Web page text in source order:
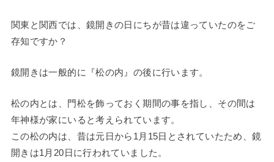
関東と関西では、鏡開きの日にちが昔は違っていたのをご
存知ですか？
鏡開きは一般的に『松の内』の後に行います。
松の内とは、門松を飾っておく期間の事を指し、その間は
年神様が家にいると考えられています。
この松の内は、昔は元日から1月15日とされていたため、鏡
開きは1月20日に行われていました。